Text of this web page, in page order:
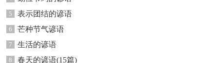
5 表示团结的谚语
6 芒种节气谚语
7 生活的谚语
8 春天的谚语(15篇)